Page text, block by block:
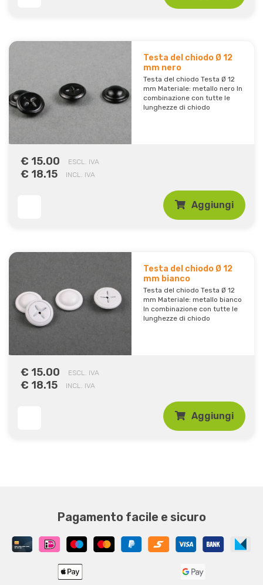
Testa del chiodo Ø 12
mm nero
Testa del chiodo Testa Ø 12
mm Materiale: metallo nero In
combinazione con tutte le
lunghezze di chiodo
€ 15.00 ESCL. IVA
€ 18.15 INCL. IVA
Aggiungi
Testa del chiodo Ø 12
mm bianco
Testa del chiodo Testa Ø 12
mm Materiale: metallo bianco
In combinazione con tutte le
lunghezze di chiodo
€ 15.00 ESCL. IVA
€ 18.15 INCL. IVA
Aggiungi
Pagamento facile e sicuro